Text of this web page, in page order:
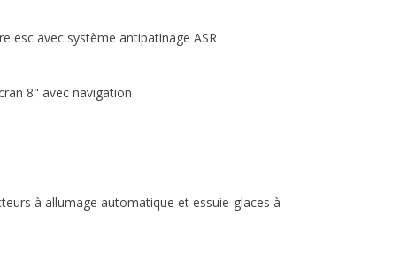
esc avec système antipatinage ASR
8" avec navigation
à allumage automatique et essuie-glaces à